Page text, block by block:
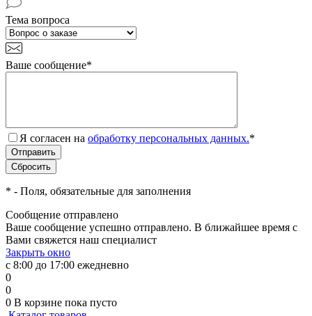
Тема вопроса
Ваше сообщение*
Я согласен на обработку персональных данных.*
* - Поля, обязательные для заполнения
Сообщение отправлено
Ваше сообщение успешно отправлено. В ближайшее время с
Вами свяжется наш специалист
Закрыть окно
с 8:00 до 17:00 ежедневно
0
0
0 В корзине пока пусто